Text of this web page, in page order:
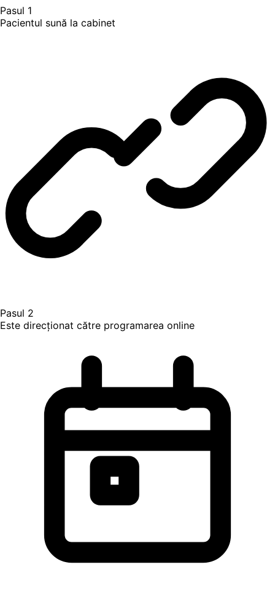
Pasul 1
Pacientul sună la cabinet
Pasul 2
Este direcționat către programarea online